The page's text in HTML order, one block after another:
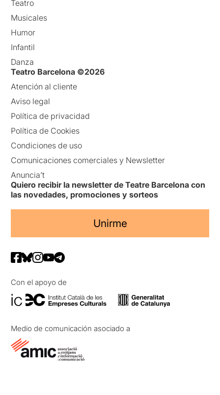
Teatro
Musicales
Humor
Infantil
Danza
Teatro Barcelona ©2026
Atención al cliente
Aviso legal
Política de privacidad
Política de Cookies
Condiciones de uso
Comunicaciones comerciales y Newsletter
Anuncia’t
Quiero recibir la newsletter de Teatre Barcelona con
las novedades, promociones y sorteos
Unirme
Con el apoyo de
Medio de comunicación asociado a